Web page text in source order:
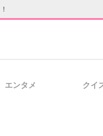
エンタメ クイ